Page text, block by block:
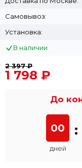
Самовывоз:
Установка:
В наличии
2 397 ₽
1 798 ₽
До
00
дней
: